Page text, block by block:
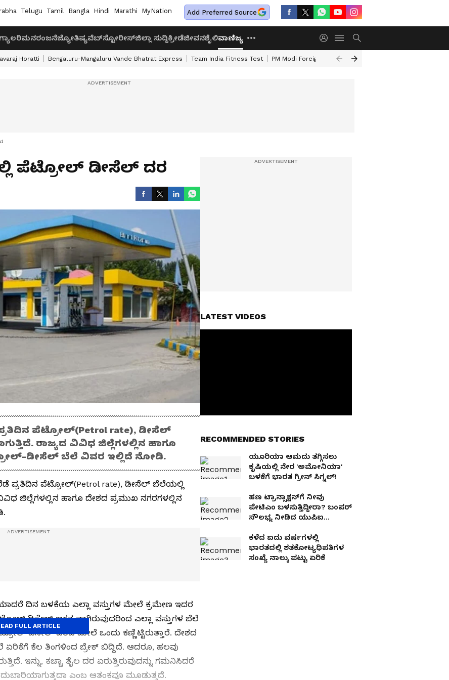
Telugu Tamil Bangla Hindi Marathi MyNation Add Preferred Source
ಗ್ಯಾಲರಿಮನರಂಜನೆಜ್ಯೋತಿಷ್ಯವೆಬ್‌ಸ್ಟೋರೀಸ್ಜಿಲ್ಲಾ ಸುದ್ದಿಕ್ರೀಡೆಜೀವನಶೈಲಿವಾಣಿಜ್ಯ
Horatti Bengaluru-Mangaluru Vande Bhatrat Express Team India Fitness Test PM Modi Foreign Travel Expenditure
ಪೆಟ್ರೋಲ್ ಡೀಸೆಲ್ ದರ
ಪ್ರತಿದಿನ ಪೆಟ್ರೋಲ್‌(Petrol rate), ಡೀಸೆಲ್‌
ರಾಜ್ಯದ ವಿವಿಧ ಜಿಲ್ಲೆಗಳಲ್ಲಿನ ಹಾಗೂ
ಡೀಸೆಲ್ ಬೆಲೆ ವಿವರ ಇಲ್ಲಿದೆ ನೋಡಿ.
ಪ್ರತಿದಿನ ಪೆಟ್ರೋಲ್‌(Petrol rate), ಡೀಸೆಲ್‌ ಬೆಲೆಯಲ್ಲಿ
ವಿವಿಧ ಜಿಲ್ಲೆಗಳಲ್ಲಿನ ಹಾಗೂ ದೇಶದ ಪ್ರಮುಖ ನಗರಗಳಲ್ಲಿನ
ದಿನ ಬಳಕೆಯ ಎಲ್ಲಾ ವಸ್ತುಗಳ ಮೇಲೆ ಕ್ರಮೇಣ ಇದರ
ಡಿಸೇಲ್‌ ಅಗತ್ಯವಾಗಿರುವುದರಿಂದ ಎಲ್ಲಾ ವಸ್ತುಗಳ ಬೆಲೆ
ಡಿಸೇಲ್‌ ದರದ ಮೇಲೆ ಒಂದು ಕಣ್ಣಿಟ್ಟಿರುತ್ತಾರೆ. ದೇಶದ
ಕೆಲ ತಿಂಗಳಿಂದ ಬ್ರೇಕ್‌ ಬಿದ್ದಿದೆ. ಆದರೂ, ಹಲವು
ಇನ್ನು, ಕಚ್ಚಾ ತೈಲ ದರ ಏರುತ್ತಿರುವುದನ್ನು ಗಮನಿಸಿದರೆ
ಎಂಬ ಆತಂಕವೂ ಮೂಡುತ್ತದೆ.
FULL ARTICLE
LATEST VIDEOS
RECOMMENDED STORIES
ಯೂರಿಯಾ ಆಮದು ತಗ್ಗಿಸಲು
ಕೃಷಿಯಲ್ಲಿ ನೇರ 'ಅಮೋನಿಯಾ'
ಬಳಕೆಗೆ ಭಾರತ ಗ್ರೀನ್ ಸಿಗ್ನಲ್!
ಹಣ ಟ್ರಾನ್ಸಾಕ್ಷನ್‌ಗೆ ನೀವು
ಪೇಟಿಎಂ ಬಳಸುತ್ತಿದ್ದೀರಾ? ಬಂಪರ್
ಸೌಲಭ್ಯ ನೀಡಿದ ಯುಪಿಐ
ಕಳೆದ ಐದು ವರ್ಷಗಳಲ್ಲಿ
ಭಾರತದಲ್ಲಿ ಶತಕೋಟ್ಯಧಿಪತಿಗಳ
ಸಂಖ್ಯೆ ನಾಲ್ಕು ಪಟ್ಟು ಏರಿಕೆ